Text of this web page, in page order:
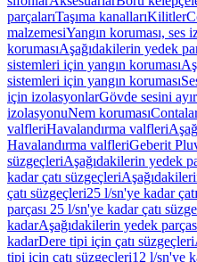
parçalarıTaşıma kanallarıKilitler
malzemesiYangın koruması, ses
korumasıAşağıdakilerin yedek
sistemleri için yangın koruması
sistemleri için yangın koruması
için izolasyonlarGövde sesini
izolasyonuNem koruması
valfleriHavalandırma valfleri
Havalandırma valfleriGeberit
süzgeçleriAşağıdakilerin yedek
kadar çatı süzgeçleri
çatı süzgeçleri25 l/sn'ye kadar
parçası 25 l/sn'ye kadar çatı
kadarAşağıdakilerin yedek
kadarDere tipi için çatı süzgeçleri
tipi için çatı süzgeçleri12 l/sn'ye